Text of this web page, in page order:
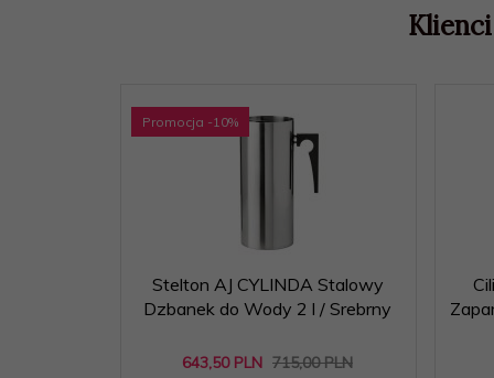
Promocja -10%
Stelton AJ CYLINDA Stalowy
Dzbanek do Wody 2 l / Srebrny
643,50 PLN 715,00 PLN